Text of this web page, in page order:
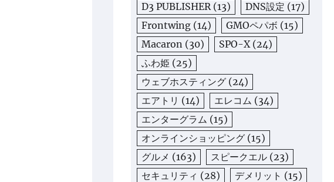
D3 PUBLISHER(13) DNS設定 (17)
Frontwing (14) GMOペパボ (15)
Macaron (30) SPO-X(24)
ふわ姫 (25)
ウェブホスティング (24)
エアトリ (14) エレコム (34)
エンターグラム (15)
オンラインショッピング (15)
グルメ (163) スピークエル (23)
セキュリティ (28) デメリット (15)